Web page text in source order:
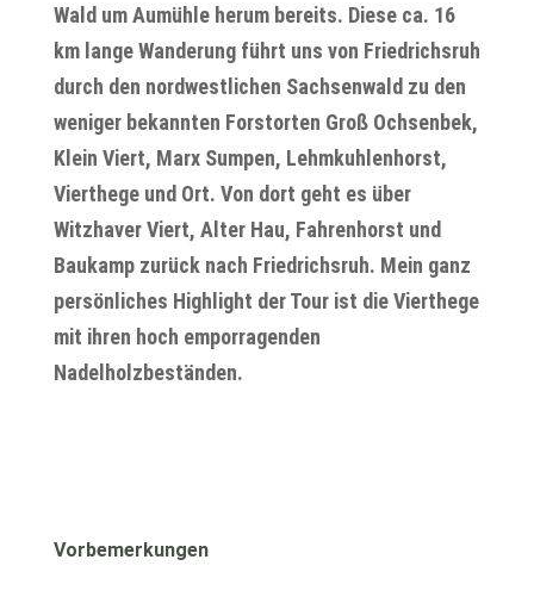
Wald um Aumühle herum bereits. Diese ca. 16
km lange Wanderung führt uns von Friedrichsruh
durch den nordwestlichen Sachsenwald zu den
weniger bekannten Forstorten Groß Ochsenbek,
Klein Viert, Marx Sumpen, Lehmkuhlenhorst,
Vierthege und Ort. Von dort geht es über
Witzhaver Viert, Alter Hau, Fahrenhorst und
Baukamp zurück nach Friedrichsruh. Mein ganz
persönliches Highlight der Tour ist die Vierthege
mit ihren hoch emporragenden
Nadelholzbeständen.
Vorbemerkungen